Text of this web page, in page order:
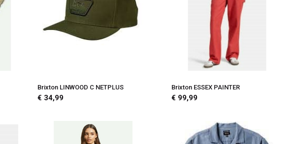
Brixton LINWOOD C NETPLUS
€ 34,99
Brixton ESSEX PAINTER
€ 99,99